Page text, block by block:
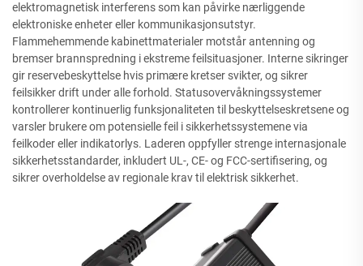
elektromagnetisk interferens som kan påvirke nærliggende
elektroniske enheter eller kommunikasjonsutstyr.
Flammehemmende kabinettmaterialer motstår antenning og
bremser brannspredning i ekstreme feilsituasjoner. Interne sikringer
gir reservebeskyttelse hvis primære kretser svikter, og sikrer
feilsikker drift under alle forhold. Statusovervåkningssystemer
kontrollerer kontinuerlig funksjonaliteten til beskyttelseskretsene og
varsler brukere om potensielle feil i sikkerhetssystemene via
feilkoder eller indikatorlys. Laderen oppfyller strenge internasjonale
sikkerhetsstandarder, inkludert UL-, CE- og FCC-sertifisering, og
sikrer overholdelse av regionale krav til elektrisk sikkerhet.